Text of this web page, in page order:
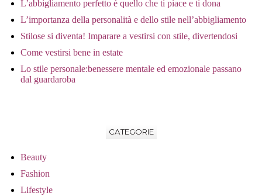
L’abbigliamento perfetto è quello che ti piace e ti dona
L’importanza della personalità e dello stile nell’abbigliamento
Stilose si diventa! Imparare a vestirsi con stile, divertendosi
Come vestirsi bene in estate
Lo stile personale:benessere mentale ed emozionale passano
dal guardaroba
CATEGORIE
Beauty
Fashion
Lifestyle